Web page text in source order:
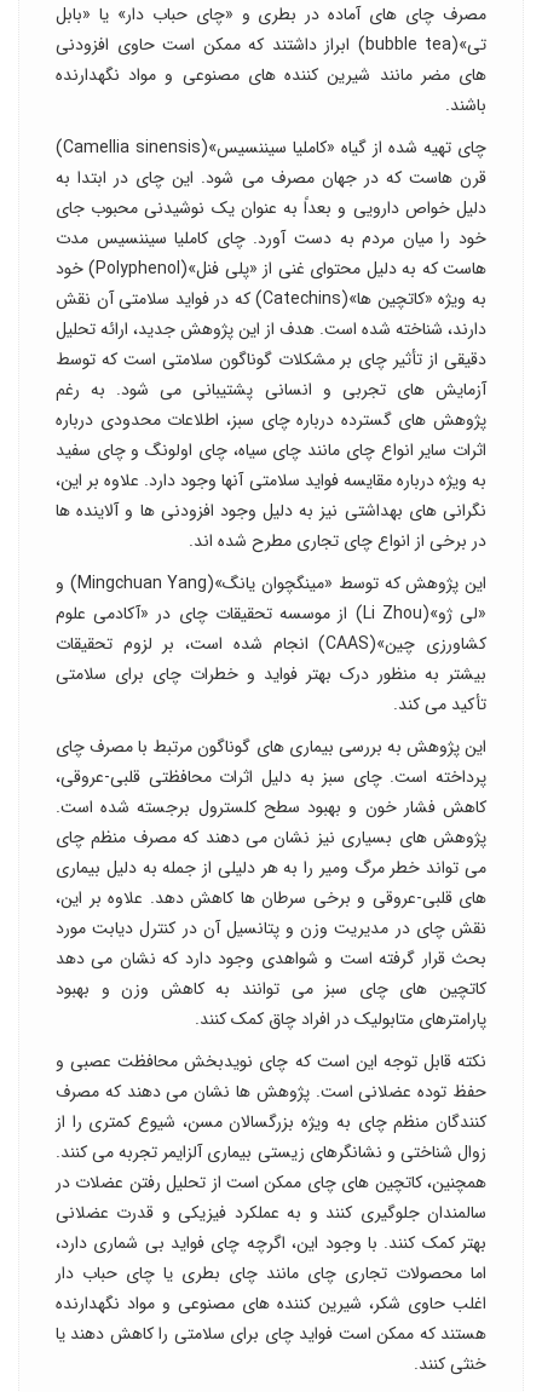
مصرف چای های آماده در بطری و «چای حباب دار» یا «بابل
تی»(bubble tea) ابراز داشتند که ممکن است حاوی افزودنی
های مضر مانند شیرین کننده های مصنوعی و مواد نگهدارنده
باشند.
چای تهیه شده از گیاه «کاملیا سیننسیس»(Camellia sinensis)
قرن هاست که در جهان مصرف می شود. این چای در ابتدا به
دلیل خواص دارویی و بعداً به عنوان یک نوشیدنی محبوب جای
خود را میان مردم به دست آورد. چای کاملیا سیننسیس مدت
هاست که به دلیل محتوای غنی از «پلی فنل»(Polyphenol) خود
به ویژه «کاتچین ها»(Catechins) که در فواید سلامتی آن نقش
دارند، شناخته شده است. هدف از این پژوهش جدید، ارائه تحلیل
دقیقی از تأثیر چای بر مشکلات گوناگون سلامتی است که توسط
آزمایش های تجربی و انسانی پشتیبانی می شود. به رغم
پژوهش های گسترده درباره چای سبز، اطلاعات محدودی درباره
اثرات سایر انواع چای مانند چای سیاه، چای اولونگ و چای سفید
به ویژه درباره مقایسه فواید سلامتی آنها وجود دارد. علاوه بر این،
نگرانی های بهداشتی نیز به دلیل وجود افزودنی ها و آلاینده ها
در برخی از انواع چای تجاری مطرح شده اند.
این پژوهش که توسط «مینگچوان یانگ»(Mingchuan Yang) و
«لی ژو»(Li Zhou) از موسسه تحقیقات چای در «آکادمی علوم
کشاورزی چین»(CAAS) انجام شده است، بر لزوم تحقیقات
بیشتر به منظور درک بهتر فواید و خطرات چای برای سلامتی
تأکید می کند.
این پژوهش به بررسی بیماری های گوناگون مرتبط با مصرف چای
پرداخته است. چای سبز به دلیل اثرات محافظتی قلبی-عروقی،
کاهش فشار خون و بهبود سطح کلسترول برجسته شده است.
پژوهش های بسیاری نیز نشان می دهند که مصرف منظم چای
می تواند خطر مرگ ومیر را به هر دلیلی از جمله به دلیل بیماری
های قلبی-عروقی و برخی سرطان ها کاهش دهد. علاوه بر این،
نقش چای در مدیریت وزن و پتانسیل آن در کنترل دیابت مورد
بحث قرار گرفته است و شواهدی وجود دارد که نشان می دهد
کاتچین های چای سبز می توانند به کاهش وزن و بهبود
پارامترهای متابولیک در افراد چاق کمک کنند.
نکته قابل توجه این است که چای نویدبخش محافظت عصبی و
حفظ توده عضلانی است. پژوهش ها نشان می دهند که مصرف
کنندگان منظم چای به ویژه بزرگسالان مسن، شیوع کمتری را از
زوال شناختی و نشانگرهای زیستی بیماری آلزایمر تجربه می کنند.
همچنین، کاتچین های چای ممکن است از تحلیل رفتن عضلات در
سالمندان جلوگیری کنند و به عملکرد فیزیکی و قدرت عضلانی
بهتر کمک کنند. با وجود این، اگرچه چای فواید بی شماری دارد،
اما محصولات تجاری چای مانند چای بطری یا چای حباب دار
اغلب حاوی شکر، شیرین کننده های مصنوعی و مواد نگهدارنده
هستند که ممکن است فواید چای برای سلامتی را کاهش دهند یا
خنثی کنند.